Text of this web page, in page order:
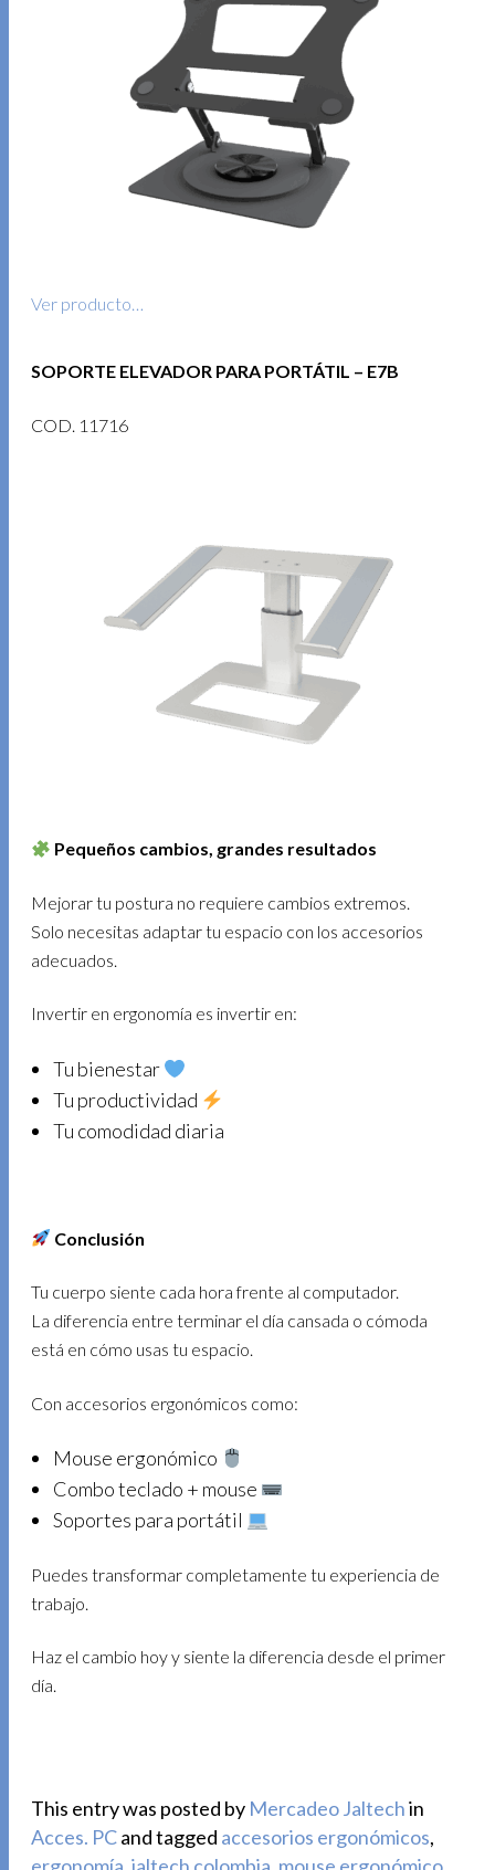
Ver producto…
SOPORTE ELEVADOR PARA PORTÁTIL – E7B
COD. 11716
Pequeños cambios, grandes resultados
Mejorar tu postura no requiere cambios extremos.
Solo necesitas adaptar tu espacio con los accesorios
adecuados.
Invertir en ergonomía es invertir en:
Tu bienestar
Tu productividad
Tu comodidad diaria
Conclusión
Tu cuerpo siente cada hora frente al computador.
La diferencia entre terminar el día cansada o cómoda
está en cómo usas tu espacio.
Con accesorios ergonómicos como:
Mouse ergonómico
Combo teclado + mouse
Soportes para portátil
Puedes transformar completamente tu experiencia de
trabajo.
Haz el cambio hoy y siente la diferencia desde el primer
día.
This entry was posted by Mercadeo Jaltechin
Acces. PCand tagged accesorios ergonómicos,